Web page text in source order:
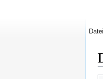
Datei